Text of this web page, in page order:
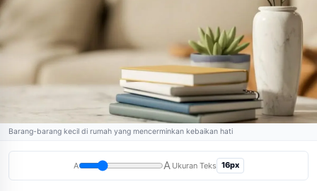
Barang-barang kecil di rumah yang mencerminkan kebaikan hati
A A Ukuran Teks 16px